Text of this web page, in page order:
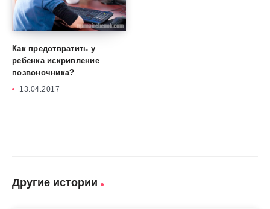
Как предотвратить у
ребенка искривление
позвоночника?
13.04.2017
Другие истории